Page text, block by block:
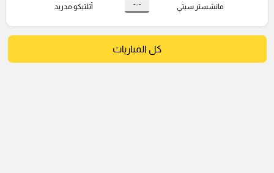
مانشستر سيتي - : - أتلتيكو مدريد
كل المباريات